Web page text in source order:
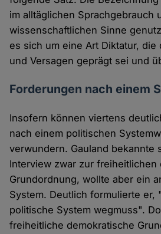
im alltäglichen Sprachgebrauch
wissenschaftlichen Sinne
es sich um eine Art Diktatur, die
und Versagen geprägt sei und
Forderungen nach einem
Insofern können viertens
nach einem politischen
verwundern. Gauland bekannte
Interview zwar zur freiheitlichen
Grundordnung, wollte aber ein
System. Deutlich formulierte er,
politische System wegmuss".
freiheitliche demokratische